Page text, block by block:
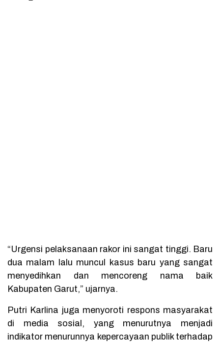
“Urgensi pelaksanaan rakor ini sangat tinggi. Baru
dua malam lalu muncul kasus baru yang sangat
menyedihkan dan mencoreng nama baik
Kabupaten Garut,” ujarnya.
Putri Karlina juga menyoroti respons masyarakat
di media sosial, yang menurutnya menjadi
indikator menurunnya kepercayaan publik terhadap